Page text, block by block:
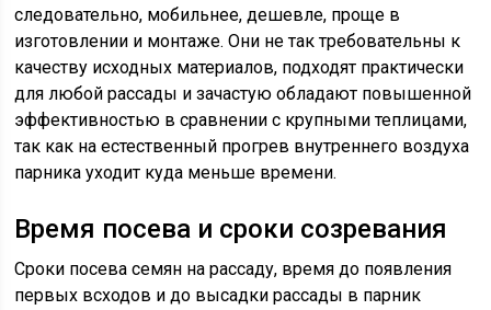
следовательно, мобильнее, дешевле, проще в
изготовлении и монтаже. Они не так требовательны к
качеству исходных материалов, подходят практически
для любой рассады и зачастую обладают повышенной
эффективностью в сравнении с крупными теплицами,
так как на естественный прогрев внутреннего воздуха
парника уходит куда меньше времени.
Время посева и сроки созревания
Сроки посева семян на рассаду, время до появления
первых всходов и до высадки рассады в парник